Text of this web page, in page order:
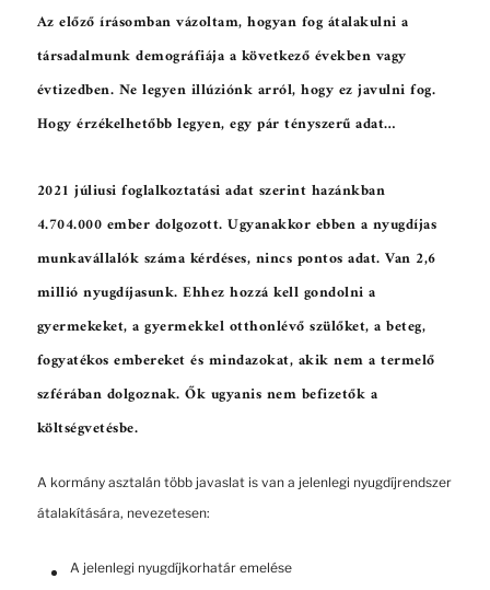
Az előző írásomban vázoltam, hogyan fog átalakulni a
társadalmunk demográfiája a következő években vagy
évtizedben. Ne legyen illúziónk arról, hogy ez javulni fog.
Hogy érzékelhetőbb legyen, egy pár tényszerű adat…
2021 júliusi foglalkoztatási adat szerint hazánkban
4.704.000 ember dolgozott. Ugyanakkor ebben a nyugdíjas
munkavállalók száma kérdéses, nincs pontos adat. Van 2,6
millió nyugdíjasunk. Ehhez hozzá kell gondolni a
gyermekeket, a gyermekkel otthonlévő szülőket, a beteg,
fogyatékos embereket és mindazokat, akik nem a termelő
szférában dolgoznak. Ők ugyanis nem befizetők a
költségvetésbe.
A kormány asztalán több javaslat is van a jelenlegi nyugdíjrendszer
átalakítására, nevezetesen:
A jelenlegi nyugdíjkorhatár emelése